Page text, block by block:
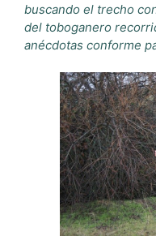
buscando el trecho
del toboganero
anécdotas conforme